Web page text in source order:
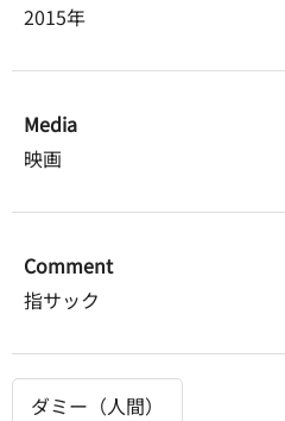
2015年
Media
映画
Comment
指サック
ダミー（人間）